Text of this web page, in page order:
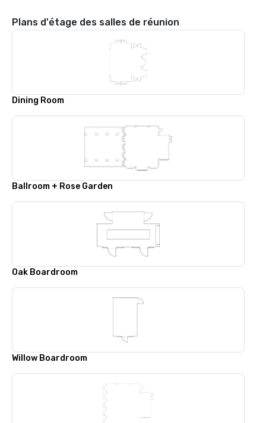
Plans d'étage des salles de réunion
Dining Room
Ballroom + Rose Garden
Oak Boardroom
Willow Boardroom